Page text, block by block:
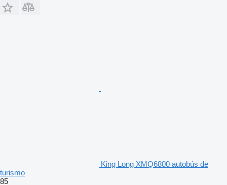
King Long XMQ6800 autobús de
turismo
85